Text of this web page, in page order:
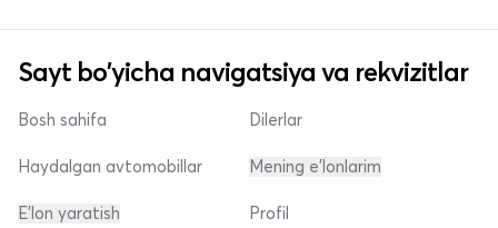
Sayt bo'yicha navigatsiya va rekvizitlar
Bosh sahifa
Haydalgan avtomobillar
E'lon yaratish
Dilerlar
Mening e'lonlarim
Profil